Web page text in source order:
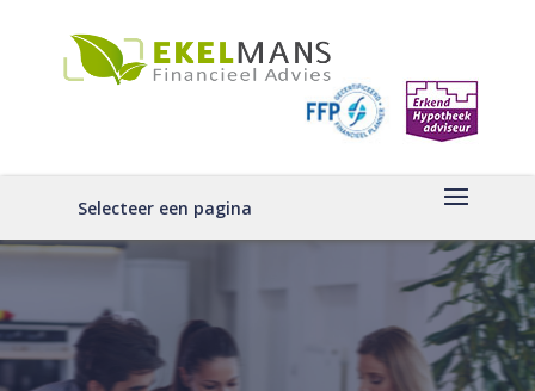
Selecteer een pagina